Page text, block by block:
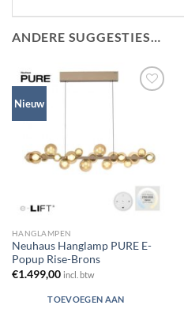
ANDERE SUGGESTIES…
Nieuw
HANGLAMPEN
Neuhaus Hanglamp PURE E-
Popup Rise-Brons
€1.499,00 incl. btw
TOEVOEGEN AAN